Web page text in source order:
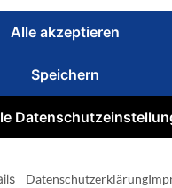
Alle akzeptieren
Speichern
Datenschutzerklärung